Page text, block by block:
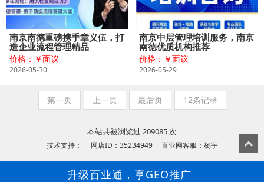
南京南德重磅携手章义伍，打
造企业流程管理精品
价格：￥面议
2026-05-30
南京中层管理培训服务，南京
南德优质机构推荐
价格：￥面议
2026-05-29
第一页 上一页 最后页 12条记录
本站共被浏览过 209085 次
技术支持： 网店ID：35234949 百业网客服：杨宇
升级百业通，享GEO推广